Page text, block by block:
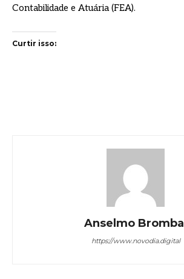
Contabilidade e Atuária (FEA).
Curtir isso:
Anselmo Brombal
https://www.novodia.digital